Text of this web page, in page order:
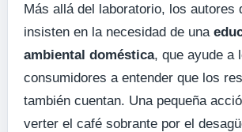
Más allá del laboratorio, los autores
insisten en la necesidad de una
ambiental doméstica, que ayude a
consumidores a entender que los
también cuentan. Una pequeña
verter el café sobrante por el